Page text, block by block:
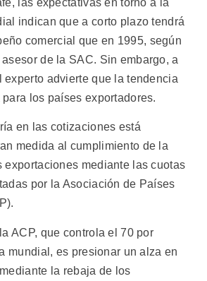
indican que a corto plazo tendrá
comercial que en 1995, según
de la SAC. Sin embargo, a
experto advierte que la tendencia
los países exportadores.
en las cotizaciones está
medida al cumplimiento de la
exportaciones mediante las cuotas
por la Asociación de Países
ACP, que controla el 70 por
mundial, es presionar un alza en
la rebaja de los